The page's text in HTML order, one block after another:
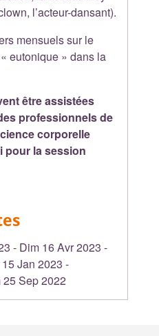
l’acteur-dansant).
mensuels sur le
eutonique » dans la
être assistées
professionnels de
corporelle
pour la session
- Dim 16 Avr 2023 -
Jan 2023 -
25 Sep 2022